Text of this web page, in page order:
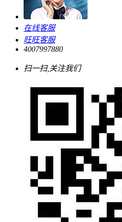
在线客服
旺旺客服
4007997880
扫一扫,关注我们